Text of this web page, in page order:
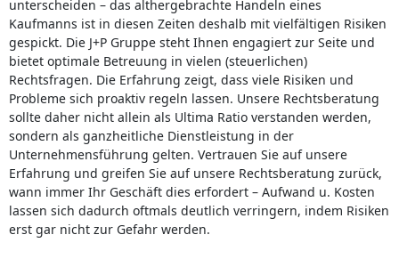
unterscheiden – das althergebrachte Handeln eines
Kaufmanns ist in diesen Zeiten deshalb mit vielfältigen Risiken
gespickt. Die J+P Gruppe steht Ihnen engagiert zur Seite und
bietet optimale Betreuung in vielen (steuerlichen)
Rechtsfragen. Die Erfahrung zeigt, dass viele Risiken und
Probleme sich proaktiv regeln lassen. Unsere Rechtsberatung
sollte daher nicht allein als Ultima Ratio verstanden werden,
sondern als ganzheitliche Dienstleistung in der
Unternehmensführung gelten. Vertrauen Sie auf unsere
Erfahrung und greifen Sie auf unsere Rechtsberatung zurück,
wann immer Ihr Geschäft dies erfordert – Aufwand u. Kosten
lassen sich dadurch oftmals deutlich verringern, indem Risiken
erst gar nicht zur Gefahr werden.